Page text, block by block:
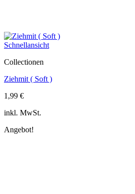
Schnellansicht
Collectionen
Ziehmit ( Soft )
1,99 €
inkl. MwSt.
Angebot!